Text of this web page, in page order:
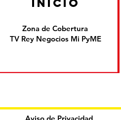
inicio
Zona de Cobertura
TV Rey Negocios Mi PyME